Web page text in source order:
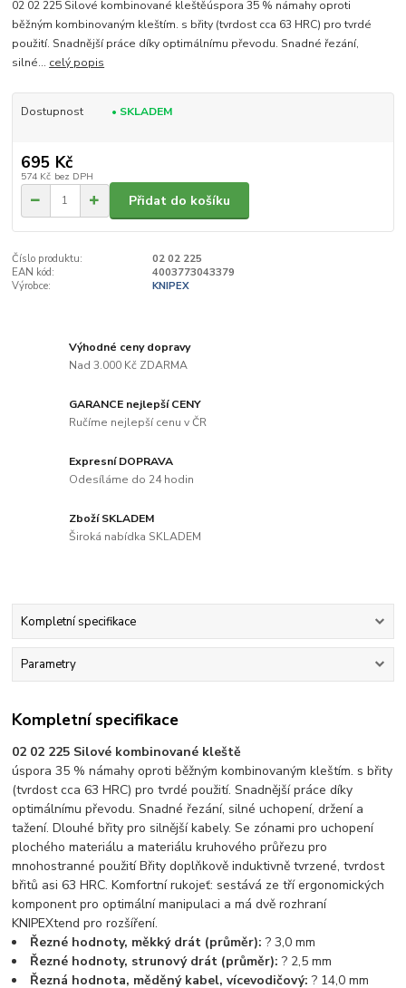
02 02 225 Silové kombinované kleštěúspora 35 % námahy oproti
běžným kombinovaným kleštím. s břity (tvrdost cca 63 HRC) pro tvrdé
použití. Snadnější práce díky optimálnímu převodu. Snadné řezání,
silné... celý popis
Dostupnost • SKLADEM
695 Kč
574 Kč bez DPH
Přidat do košíku
Číslo produktu:
02 02 225
EAN kód:
4003773043379
Výrobce:
KNIPEX
Výhodné ceny dopravy
Nad 3.000 Kč ZDARMA
GARANCE nejlepší CENY
Ručíme nejlepší cenu v ČR
Expresní DOPRAVA
Odesíláme do 24 hodin
Zboží SKLADEM
Široká nabídka SKLADEM
Kompletní specifikace
Parametry
Kompletní specifikace
02 02 225 Silové kombinované kleště
úspora 35 % námahy oproti běžným kombinovaným kleštím. s břity
(tvrdost cca 63 HRC) pro tvrdé použití. Snadnější práce díky
optimálnímu převodu. Snadné řezání, silné uchopení, držení a
tažení. Dlouhé břity pro silnější kabely. Se zónami pro uchopení
plochého materiálu a materiálu kruhového průřezu pro
mnohostranné použití Břity doplňkově induktivně tvrzené, tvrdost
břitů asi 63 HRC. Komfortní rukojeť: sestává ze tří ergonomických
komponent pro optimální manipulaci a má dvě rozhraní
KNIPEXtend pro rozšíření.
Řezné hodnoty, měkký drát (průměr):? 3,0 mm
Řezné hodnoty, strunový drát (průměr):? 2,5 mm
Řezná hodnota, měděný kabel, vícevodičový:? 14,0 mm